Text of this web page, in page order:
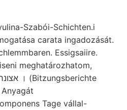
Szabói-Schichten.i
carata ingadozását.
Essigsaiire.
meghatározhatom,
Tage vállal-